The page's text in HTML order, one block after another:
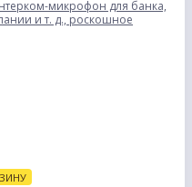
микрофон для банка,
и т. д., роскошное